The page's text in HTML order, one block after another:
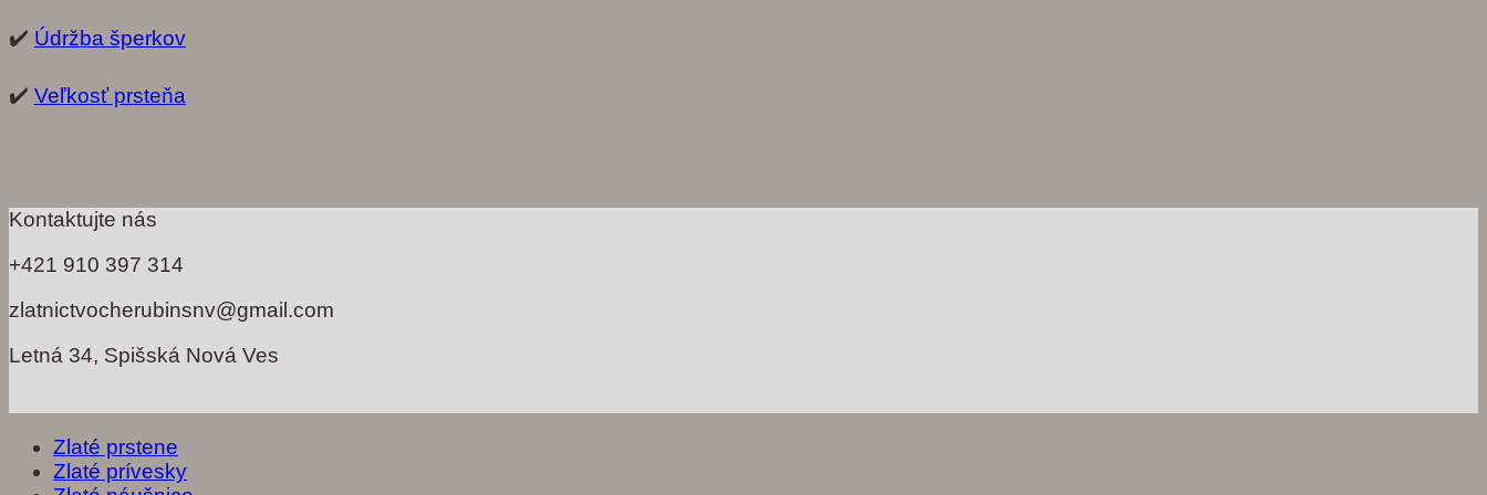
✔️ Údržba šperkov
✔️ Veľkosť prsteňa
Kontaktujte nás
+421 910 397 314
zlatnictvocherubinsnv@gmail.com
Letná 34, Spišská Nová Ves
Zlaté prstene
Zlaté prívesky